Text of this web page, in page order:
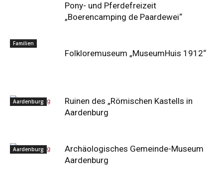
Pony- und Pferdefreizeit
„Boerencamping de Paardewei“
Familien
Folkloremuseum „MuseumHuis 1912“
Aardenburg
Ruinen des „Römischen Kastells in
Aardenburg
Aardenburg
Archäologisches Gemeinde-Museum
Aardenburg